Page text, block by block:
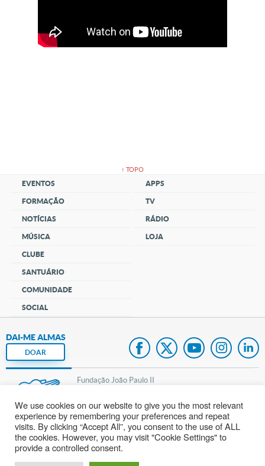
↑ TOPO
EVENTOS
FORMAÇÃO
NOTÍCIAS
MÚSICA
CLUBE
SANTUÁRIO
COMUNIDADE
SOCIAL
APPS
TV
RÁDIO
LOJA
DAI-ME ALMAS
DOAR
Fundação João Paulo II
Pedido de Oração
Mapa do site
Internacional
We use cookies on our website to give you the most relevant
experience by remembering your preferences and repeat
visits. By clicking “Accept All”, you consent to the use of ALL
the cookies. However, you may visit "Cookie Settings" to
provide a controlled consent.